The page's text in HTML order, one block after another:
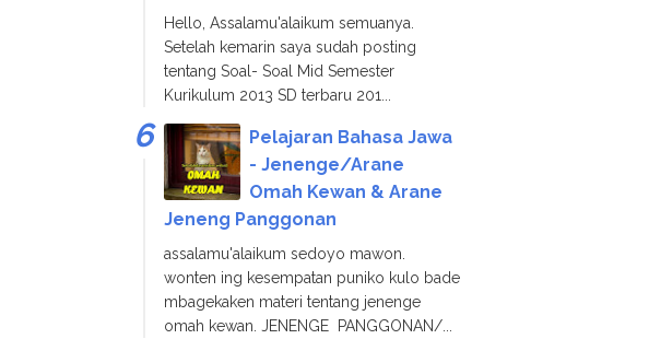
Hello, Assalamu'alaikum semuanya.
Setelah kemarin saya sudah posting
tentang Soal- Soal Mid Semester
Kurikulum 2013 SD terbaru 201...
Pelajaran Bahasa Jawa
- Jenenge/Arane
Omah Kewan & Arane
Jeneng Panggonan
assalamu'alaikum sedoyo mawon.
wonten ing kesempatan puniko kulo bade
mbagekaken materi tentang jenenge
omah kewan. JENENGE PANGGONAN/...